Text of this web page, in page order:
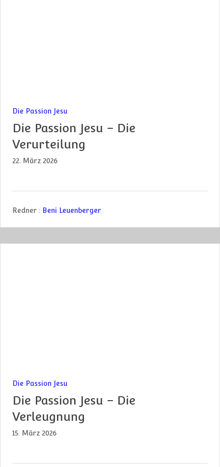
Die Passion Jesu
Die Passion Jesu – Die
Verurteilung
22. März 2026
Redner : Beni Leuenberger
Die Passion Jesu
Die Passion Jesu – Die
Verleugnung
15. März 2026